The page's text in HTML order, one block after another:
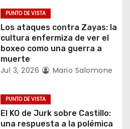
PUNTO DE VISTA
Los ataques contra Zayas: la
cultura enfermiza de ver el
boxeo como una guerra a
muerte
Jul 3, 2026 Mario Salomone
PUNTO DE VISTA
El KO de Jurk sobre Castillo:
una respuesta a la polémica